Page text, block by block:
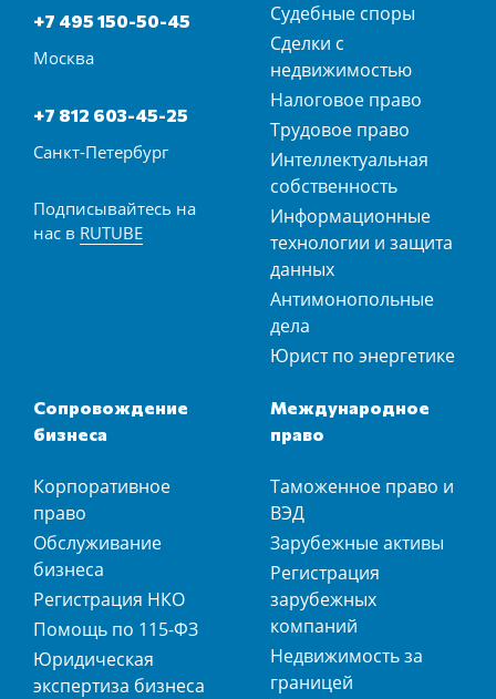
+7 495 150-50-45
Москва
+7 812 603-45-25
Санкт-Петербург
Подписывайтесь на
нас в RUTUBE
Судебные споры
Сделки с
недвижимостью
Налоговое право
Трудовое право
Интеллектуальная
собственность
Информационные
технологии и защита
данных
Антимонопольные
дела
Юрист по энергетике
Сопровождение
бизнеса
Корпоративное
право
Обслуживание
бизнеса
Регистрация НКО
Помощь по 115-ФЗ
Юридическая
экспертиза бизнеса
Международное
право
Таможенное право и
ВЭД
Зарубежные активы
Регистрация
зарубежных
компаний
Недвижимость за
границей